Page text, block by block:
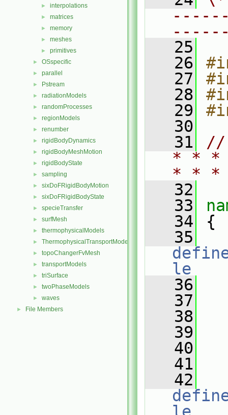
► interpolations
► matrices
► memory
► meshes
► primitives
► OSspecific
► parallel
► Pstream
► radiationModels
► randomProcesses
► regionModels
► renumber
► rigidBodyDynamics
► rigidBodyMeshMotion
► rigidBodyState
► sampling
► sixDoFRigidBodyMotion
► sixDoFRigidBodyState
► specieTransfer
► surfMesh
► thermophysicalModels
► ThermophysicalTransportModels
► topoChangerFvMesh
► transportModels
► triSurface
► twoPhaseModels
► waves
► File Members
   25
   26
   27
   28
   29
   30
   31
//
* * *
* *
   32
   33
   34
{
   35
le
   36
   37
   38
   39
   40
   41
   42